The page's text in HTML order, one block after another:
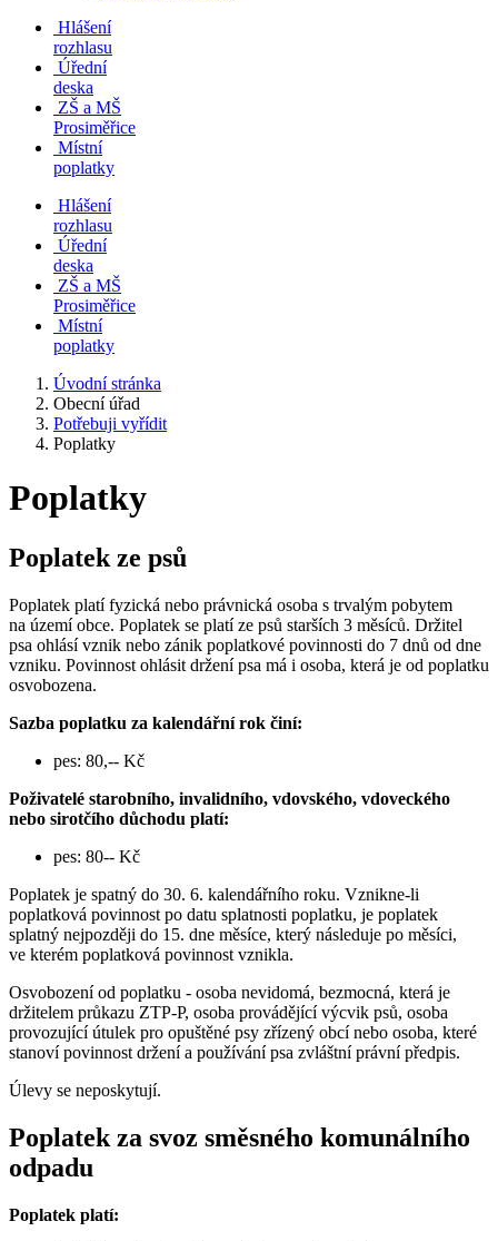
Hlášení
rozhlasu
Úřední
deska
ZŠ a MŠ
Prosiměřice
Místní
poplatky
Hlášení
rozhlasu
Úřední
deska
ZŠ a MŠ
Prosiměřice
Místní
poplatky
Úvodní stránka
Obecní úřad
Potřebuji vyřídit
Poplatky
Poplatky
Poplatek ze psů
Poplatek platí fyzická nebo právnická osoba s trvalým pobytem
na území obce. Poplatek se platí ze psů starších 3 měsíců. Držitel
psa ohlásí vznik nebo zánik poplatkové povinnosti do 7 dnů od dne
vzniku. Povinnost ohlásit držení psa má i osoba, která je od poplatku
osvobozena.
Sazba poplatku za kalendářní rok činí:
pes: 80,-- Kč
Poživatelé starobního, invalidního, vdovského, vdoveckého
nebo sirotčího důchodu platí:
pes: 80-- Kč
Poplatek je spatný do 30. 6. kalendářního roku. Vznikne-li
poplatková povinnost po datu splatnosti poplatku, je poplatek
splatný nejpozději do 15. dne měsíce, který následuje po měsíci,
ve kterém poplatková povinnost vznikla.
Osvobození od poplatku - osoba nevidomá, bezmocná, která je
držitelem průkazu ZTP-P, osoba provádějící výcvik psů, osoba
provozující útulek pro opuštěné psy zřízený obcí nebo osoba, které
stanoví povinnost držení a používání psa zvláštní právní předpis.
Úlevy se neposkytují.
Poplatek za svoz směsného komunálního
odpadu
Poplatek platí: